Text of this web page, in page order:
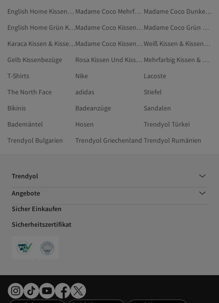
English Home Kissenbezüge
Madame Coco Mehrfarbig Kissenbezüge
Madame Coco Dunkelblau Kissenbezüge
English Home Grün Kissenbezüge
Madame Coco Kissen Und Kissenbezüge
Madame Coco Grün Kissenbezüge
Karaca Kissen & Kissenbezug
Madame Coco Kissenbezüge
Weiß Kissen & Kissenbezug
Gelb Kissenbezüge
Rosa Kissen Und Kissenbezüge
Mehrfarbig Kissen & Kissenbezug
T-Shirts
Nike
Lacoste
The North Face
adidas
Stiefel
Bikinis
Badeanzüge
Sandalen
Bademäntel
Hosen
Trendyol Türkei
Trendyol Bulgarien
Trendyol Griechenland Trendyol Rumänien
Trendyol
Angebote
Sicher Einkaufen
Sicherheitszertifikat